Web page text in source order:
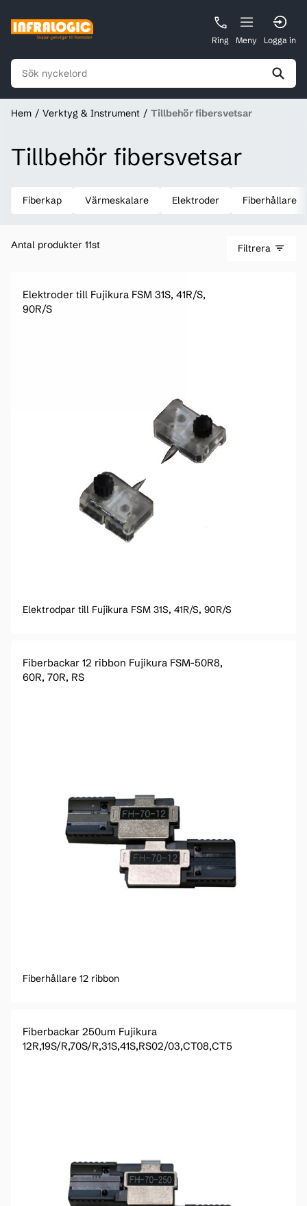
Ring Meny Logga in
Hem Verktyg & Instrument Tillbehör fibersvetsar
Tillbehör fibersvetsar
Fiberkap Värmeskalare Elektroder Fiberhållare
Antal produkter 11st Filtrera
Elektroder till Fujikura FSM 31S, 41R/S,
90R/S
Elektrodpar till Fujikura FSM 31S, 41R/S, 90R/S
Fiberbackar 12 ribbon Fujikura FSM-50R8,
60R, 70R, RS
Fiberhållare 12 ribbon
Fiberbackar 250um Fujikura
12R,19S/R,70S/R,31S,41S,RS02/03,CT08,CT5